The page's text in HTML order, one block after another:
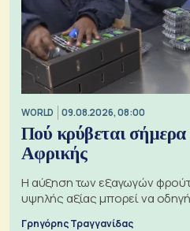
WORLD 09.08.2026, 08:00
Πού κρύβεται σήμερα
Αφρικής
Η αύξηση των εξαγωγών
υψηλής αξίας μπορεί να
Γρηγόρης Τραγγανίδας